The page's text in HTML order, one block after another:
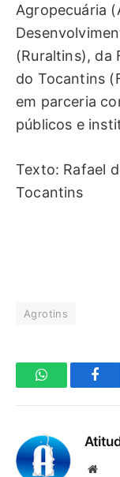
Agropecuária
(Ruraltins), da
do Tocantins
em parceria
públicos e
Texto: Rafael
Tocantins
Agrotins
WhatsApp
Site